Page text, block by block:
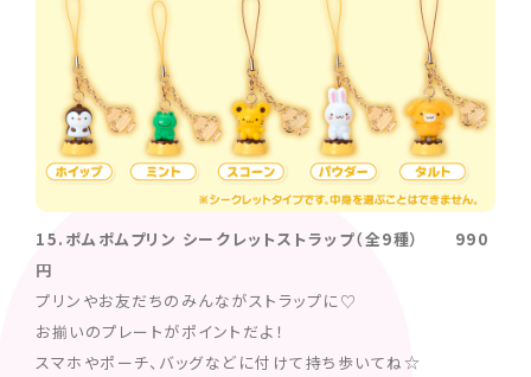
15.ポムポムプリン シークレットストラップ（全9種） 990
円
プリンやお友だちのみんながストラップに♡
お揃いのプレートがポイントだよ！
スマホやポーチ、バッグなどに付けて持ち歩いてね☆